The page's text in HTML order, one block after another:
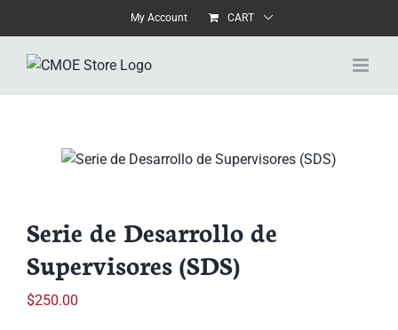
to
content
My Account CART
Serie de Desarrollo de
Supervisores (SDS)
$250.00